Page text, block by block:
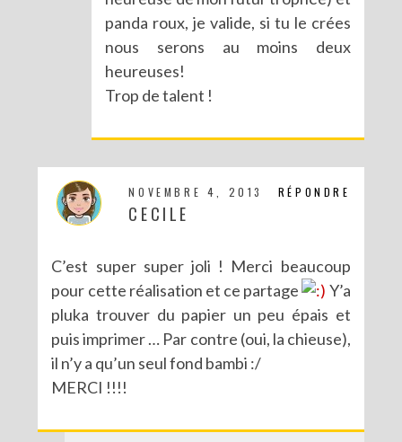
DIY : LES POMPONS MATRIOCHKA
panda roux, je valide, si tu le crées
nous serons au moins deux
heureuses!
Trop de talent !
RÉPONDRE
NOVEMBRE 4, 2013
CECILE
C’est super super joli ! Merci beaucoup
pour cette réalisation et ce partage
Y’a
pluka trouver du papier un peu épais et
puis imprimer … Par contre (oui, la chieuse),
il n’y a qu’un seul fond bambi :/
MERCI !!!!